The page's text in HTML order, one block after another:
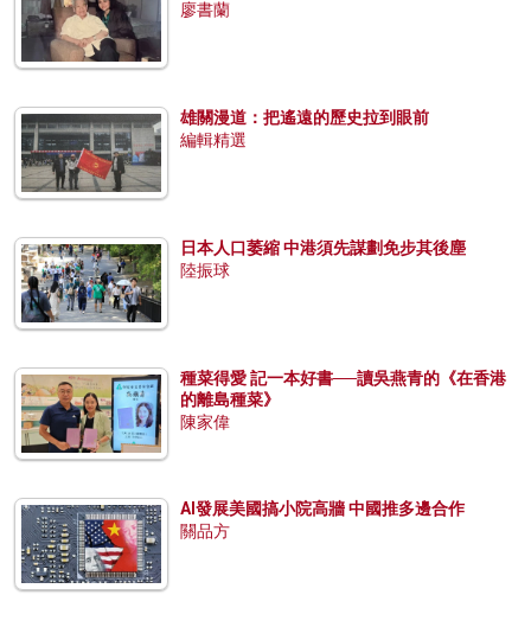
廖書蘭
雄關漫道：把遙遠的歷史拉到眼前
編輯精選
日本人口萎縮 中港須先謀劃免步其後塵
陸振球
種菜得愛 記一本好書──讀吳燕青的《在香港
的離島種菜》
陳家偉
AI發展美國搞小院高牆 中國推多邊合作
關品方